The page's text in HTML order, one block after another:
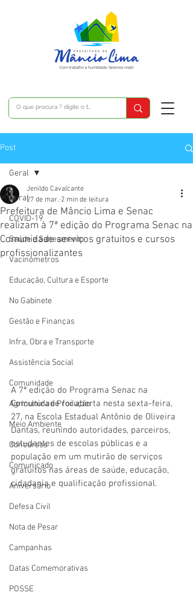
Post
Geral
COVID-19
Saúde e Saneamento
Vacinômetros
Educação, Cultura e Esporte
No Gabinete
Gestão e Finanças
Infra, Obra e Transporte
Assistência Social
Comunidade
Agricultura e Produção
Meio Ambiente
Concursos
Comunicado
Aniversário
Defesa Civil
Nota de Pesar
Campanhas
Datas Comemorativas
POSSE
Geral
Prefeitura de Mâncio Lima e Senac
realizam à 7ª edição do Programa Senac na
Comunidade serviços gratuitos e cursos
profissionalizantes
Jenildo Cavalcante
27 de mar. 2 min de leitura
A 7ª edição do Programa Senac na
Comunidade foi aberta nesta sexta-feira,
27, na Escola Estadual Antônio de Oliveira
Dantas, reunindo autoridades, parceiros,
estudantes de escolas públicas e a
população em um mutirão de serviços
gratuitos nas áreas de saúde, educação,
cidadania e qualificação profissional.